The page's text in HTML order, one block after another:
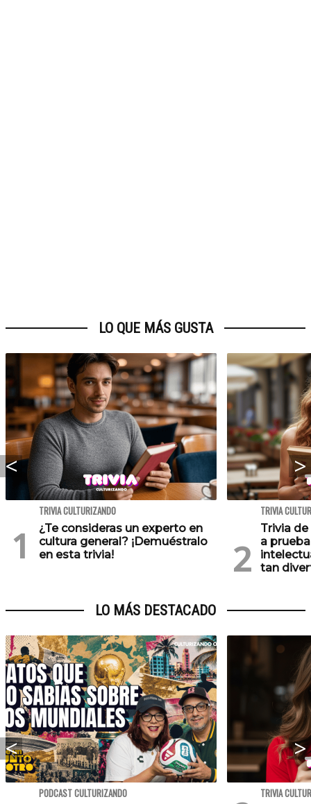
LO QUE MÁS GUSTA
TRIVIA CULTURIZANDO
¿Te consideras un experto en
cultura general? ¡Demuéstralo
en esta trivia!
TRIVIA
Trivia
a
tan
LO MÁS DESTACADO
PODCAST CULTURIZANDO
TRIVIA